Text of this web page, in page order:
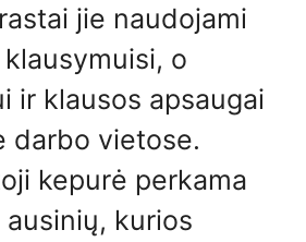
jie naudojami
o
ir klausos apsaugai
​​darbo vietose.
kepurė perkama
kurios